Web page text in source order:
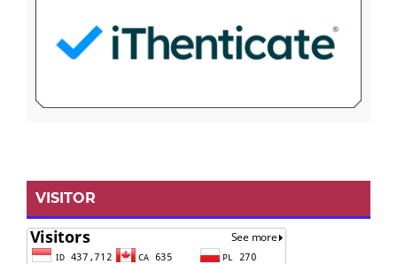
VISITOR